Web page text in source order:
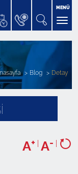
MENÜ
Blog Detay
A+ | A- |